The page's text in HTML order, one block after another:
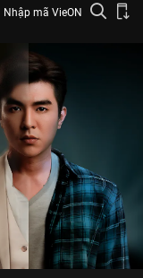
Nhập mã VieON